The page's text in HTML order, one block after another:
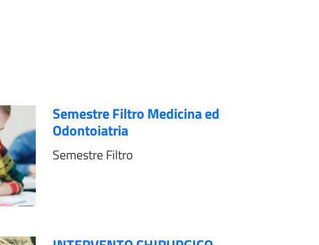
Semestre Filtro Medicina ed
Odontoiatria
Semestre Filtro